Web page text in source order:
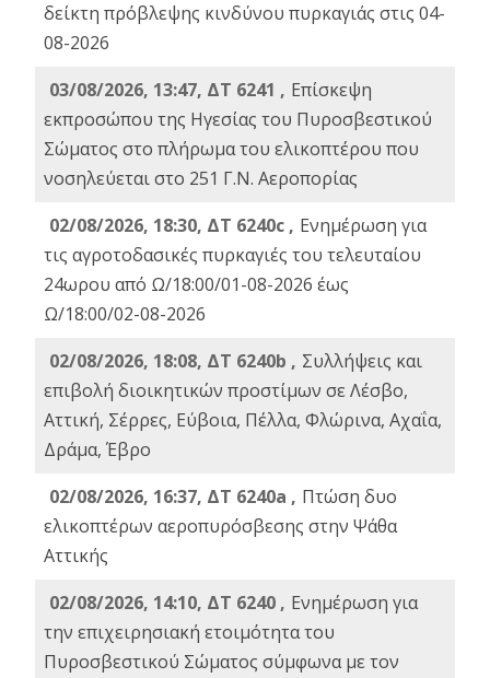
δείκτη πρόβλεψης κινδύνου πυρκαγιάς στις 04-
08-2026
03/08/2026, 13:47, ΔΤ 6241 , Επίσκεψη
εκπροσώπου της Ηγεσίας του Πυροσβεστικού
Σώματος στο πλήρωμα του ελικοπτέρου που
νοσηλεύεται στο 251 Γ.Ν. Αεροπορίας
02/08/2026, 18:30, ΔΤ 6240c , Ενημέρωση για
τις αγροτοδασικές πυρκαγιές του τελευταίου
24ωρου από Ω/18:00/01-08-2026 έως
Ω/18:00/02-08-2026
02/08/2026, 18:08, ΔΤ 6240b , Συλλήψεις και
επιβολή διοικητικών προστίμων σε Λέσβο,
Αττική, Σέρρες, Εύβοια, Πέλλα, Φλώρινα, Αχαΐα,
Δράμα, Έβρο
02/08/2026, 16:37, ΔΤ 6240a , Πτώση δυο
ελικοπτέρων αεροπυρόσβεσης στην Ψάθα
Αττικής
02/08/2026, 14:10, ΔΤ 6240 , Ενημέρωση για
την επιχειρησιακή ετοιμότητα του
Πυροσβεστικού Σώματος σύμφωνα με τον